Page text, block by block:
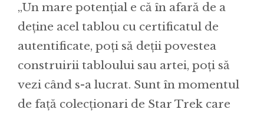
„Un mare potențial e că în afară de a
deține acel tablou cu certificatul de
autentificate, poți să deții povestea
construirii tabloului sau artei, poți să
vezi când s-a lucrat. Sunt în momentul
de față colecționari de Star Trek care